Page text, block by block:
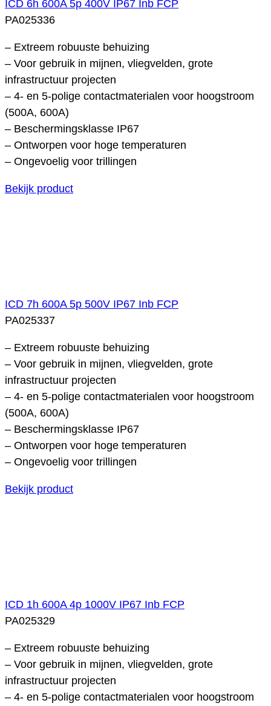
ICD 6h 600A 5p 400V IP67 Inb FCP
PA025336
– Extreem robuuste behuizing
– Voor gebruik in mijnen, vliegvelden, grote
infrastructuur projecten
– 4- en 5-polige contactmaterialen voor hoogstroom
(500A, 600A)
– Beschermingsklasse IP67
– Ontworpen voor hoge temperaturen
– Ongevoelig voor trillingen
Bekijk product
ICD 7h 600A 5p 500V IP67 Inb FCP
PA025337
– Extreem robuuste behuizing
– Voor gebruik in mijnen, vliegvelden, grote
infrastructuur projecten
– 4- en 5-polige contactmaterialen voor hoogstroom
(500A, 600A)
– Beschermingsklasse IP67
– Ontworpen voor hoge temperaturen
– Ongevoelig voor trillingen
Bekijk product
ICD 1h 600A 4p 1000V IP67 Inb FCP
PA025329
– Extreem robuuste behuizing
– Voor gebruik in mijnen, vliegvelden, grote
infrastructuur projecten
– 4- en 5-polige contactmaterialen voor hoogstroom